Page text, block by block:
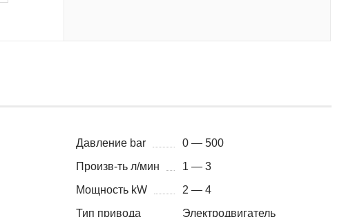
Давление bar
0 — 500
Произв-ть л/мин
1 — 3
Мощность kW
2 — 4
Тип привода
Электродвигатель